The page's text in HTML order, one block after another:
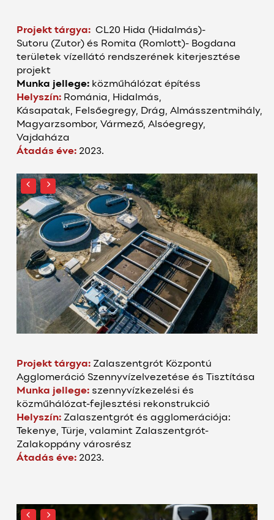
Projekt tárgya: CL20 Hida (Hidalmás)-
Sutoru (Zutor) és Romita (Romlott)- Bogdana
területek vízellátó rendszerének kiterjesztése
projekt
Munka jellege: közműhálózat építéss
Helyszín: Románia, Hidalmás,
Kásapatak, Felsőegregy, Drág,Almásszentmihály,
Magyarzsombor, Vármező,Alsóegregy,
Vajdaháza
Átadás éve: 2023.
Projekt tárgya: Zalaszentgrót Központú
Agglomeráció Szennyvízelvezetése és Tisztítása
Munka jellege: szennyvízkezelési és
közműhálózat-fejlesztési rekonstrukció
Helyszín: Zalaszentgrót és agglomerációja:
Tekenye, Türje, valamint Zalaszentgrót-
Zalakoppány városrész
Átadás éve: 2023.